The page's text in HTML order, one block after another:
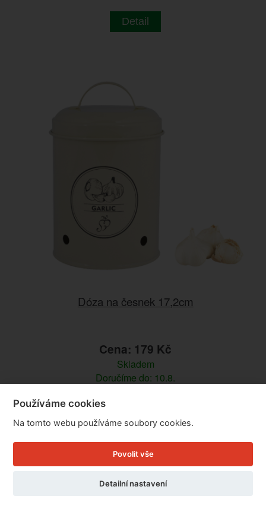
Detail
Dóza na česnek 17,2cm
Cena: 179 Kč
Skladem
Doručíme do: 10.8.
Používáme cookies
Na tomto webu používáme soubory cookies.
Povolit vše
Detailní nastavení